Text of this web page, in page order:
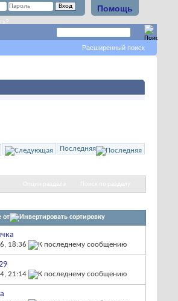
Помощь
Расширенный поиск
Последняя
от
18:36
21:14